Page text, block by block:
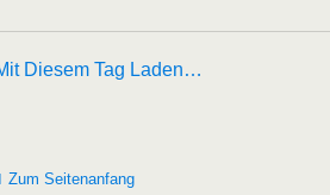
Diesem Tag Laden…
Zum Seitenanfang